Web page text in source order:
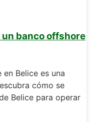
banco offshore
Belice es una
cómo se
Belice para operar